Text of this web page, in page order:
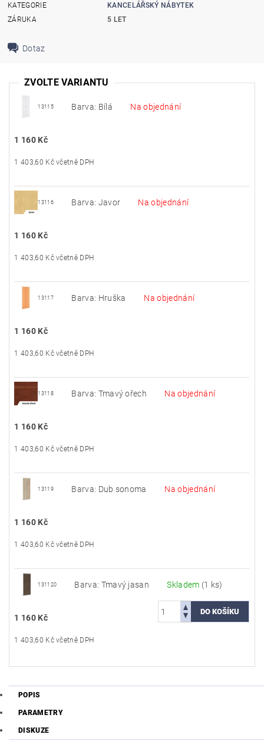
KATEGORIE
KANCELÁŘSKÝ NÁBYTEK
ZÁRUKA
5 LET
Dotaz
ZVOLTE VARIANTU
13115 Barva: Bílá Na objednání
1 160 Kč
1 403,60 Kč včetně DPH
13116 Barva: Javor Na objednání
1 160 Kč
1 403,60 Kč včetně DPH
13117 Barva: Hruška Na objednání
1 160 Kč
1 403,60 Kč včetně DPH
13118 Barva: Tmavý ořech Na objednání
1 160 Kč
1 403,60 Kč včetně DPH
13119 Barva: Dub sonoma Na objednání
1 160 Kč
1 403,60 Kč včetně DPH
131120 Barva: Tmavý jasan Skladem (1 ks)
1 160 Kč
1 403,60 Kč včetně DPH
POPIS
PARAMETRY
DISKUZE